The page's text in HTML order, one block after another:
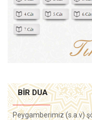
BIR DUA
Peygamberimiz (s.a.v)